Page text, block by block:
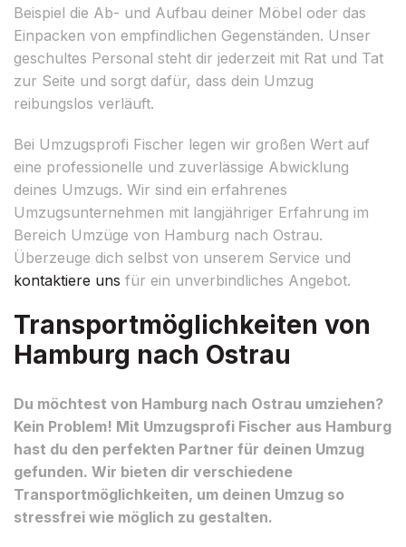
Beispiel die Ab- und Aufbau deiner Möbel oder das
Einpacken von empfindlichen Gegenständen. Unser
geschultes Personal steht dir jederzeit mit Rat und Tat
zur Seite und sorgt dafür, dass dein Umzug
reibungslos verläuft.
Bei Umzugsprofi Fischer legen wir großen Wert auf
eine professionelle und zuverlässige Abwicklung
deines Umzugs. Wir sind ein erfahrenes
Umzugsunternehmen mit langjähriger Erfahrung im
Bereich Umzüge von Hamburg nach Ostrau.
Überzeuge dich selbst von unserem Service und
kontaktiere uns für ein unverbindliches Angebot.
Transportmöglichkeiten von
Hamburg nach Ostrau
Du möchtest von Hamburg nach Ostrau umziehen?
Kein Problem! Mit Umzugsprofi Fischer aus Hamburg
hast du den perfekten Partner für deinen Umzug
gefunden. Wir bieten dir verschiedene
Transportmöglichkeiten, um deinen Umzug so
stressfrei wie möglich zu gestalten.